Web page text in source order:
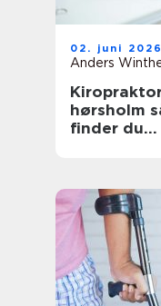
02. juni 2026
Anders
hørsholm sådan
finder du